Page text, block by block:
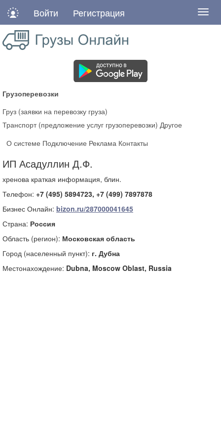
Войти Регистрация
Грузоперевозки
Груз (заявки на перевозку груза)
Транспорт (предложение услуг грузоперевозки) Другое
О системе Подключение Реклама Контакты
ИП Асадуллин Д.Ф.
хренова краткая информация, блин.
Телефон: +7 (495) 5894723, +7 (499) 7897878
Бизнес Онлайн: bizon.ru/287000041645
Страна: Россия
Область (регион): Московская область
Город (населенный пункт): г. Дубна
Местонахождение: Dubna, Moscow Oblast, Russia